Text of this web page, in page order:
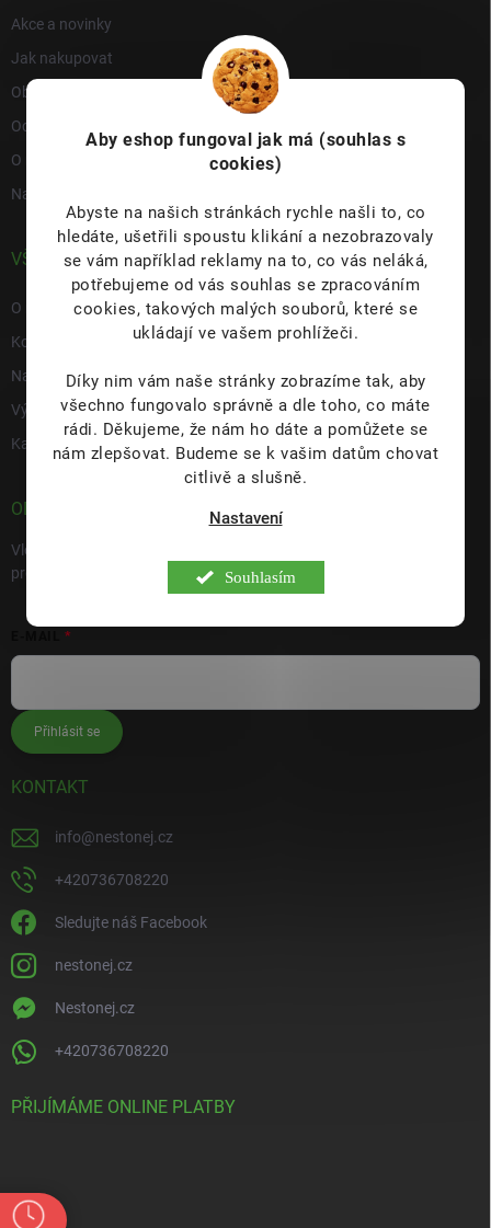
Aby eshop fungoval jak má (souhlas s
cookies)
Abyste na našich stránkách rychle našli to, co
hledáte, ušetřili spoustu klikání a nezobrazovaly
se vám například reklamy na to, co vás neláká,
potřebujeme od vás souhlas se zpracováním
cookies, takových malých souborů, které se
ukládají ve vašem prohlížeči.
Díky nim vám naše stránky zobrazíme tak, aby
všechno fungovalo správně a dle toho, co máte
rádi. Děkujeme, že nám ho dáte a pomůžete se
nám zlepšovat. Budeme se k vašim datům chovat
citlivě a slušně.
Nastavení
Souhlasím
Akce a novinky
Jak nakupovat
Obchodní podmínky
Ochrana osobních údajů
O nás
Napište nám
VŠE O NÁS
O nás
Kontakty
Napište nám
Výdejní místo s prodejnou Hulín
Kariéra
ODEBÍRAT NEWSLETTER
Vložte svůj e-mail a my vám budeme zasílat informace o nových
produktech na našem e-shopu.
Přihlásit se
KONTAKT
info@nestonej.cz
+420736708220
Sledujte náš Facebook
nestonej.cz
Nestonej.cz
+420736708220
PŘIJÍMÁME ONLINE PLATBY